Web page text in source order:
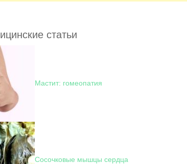
статьи
Мастит: гомеопатия
Сосочковые мышцы сердца